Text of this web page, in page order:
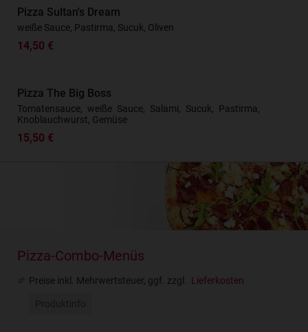
Pizza Sultan's Dream
weiße Sauce, Pastirma, Sucuk, Oliven
14,50 €
Pizza The Big Boss
Tomatensauce, weiße Sauce, Salami, Sucuk, Pastirma,
Knoblauchwurst, Gemüse
15,50 €
Pizza-Combo-Menüs
Preise inkl. Mehrwertsteuer, ggf. zzgl. Lieferkosten